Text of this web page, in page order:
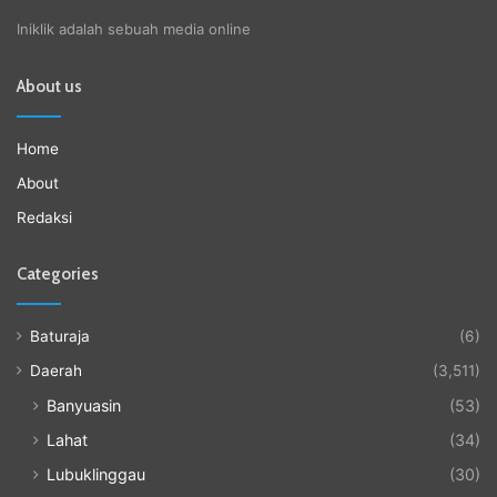
Iniklik adalah sebuah media online
About us
Home
About
Redaksi
Categories
Baturaja
(6)
Daerah
(3,511)
Banyuasin
(53)
Lahat
(34)
Lubuklinggau
(30)